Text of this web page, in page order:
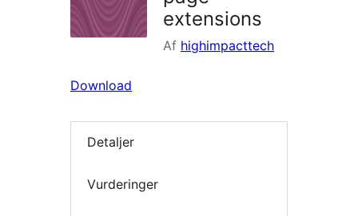
extensions
Af highimpacttech
Download
Detaljer
Vurderinger